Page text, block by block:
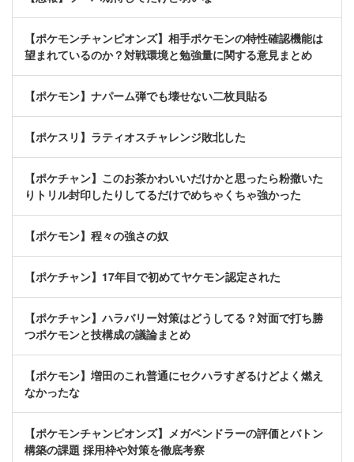
【ポケモンチャンピオンズ】相手ポケモンの特性確認機能は
望まれているのか？対戦環境と勉強量に関する意見まとめ
【ポケモン】ナパーム弾でも壊せない二枚貝貼る
【ポケスリ】ラティオスチャレンジ敗北した
【ポケチャン】このお茶かわいいだけかと思ったら粉撒いた
りトリル封印したりしてるだけでめちゃくちゃ強かった
【ポケモン】程々の強さの奴
【ポケチャン】17年目で初めてヤケモン認定された
【ポケチャン】ハラバリー対策はどうしてる？対面で打ち勝
つポケモンと技構成の議論まとめ
【ポケモン】増田のこれ普通にセクハラすぎるけどよく燃え
なかったな
【ポケモンチャンピオンズ】メガペンドラーの評価とバトン
構築の課題 採用枠や対策を徹底考察